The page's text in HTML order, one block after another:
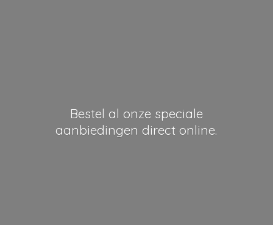
Bestel al onze speciale
aanbiedingendirect online.